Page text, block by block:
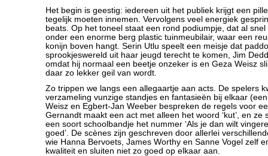
Het begin is geestig: iedereen uit het publiek krijgt een
tegelijk moeten innemen. Vervolgens veel energiek
beats. Op het toneel staat een rond podiumpje, dat al
onder een enorme berg plastic tuinmeubilair, waar een
konijn boven hangt. Serin Utlu speelt een meisje dat
sprookjeswereld uit haar jeugd terecht te komen, Jim
omdat hij normaal een beetje onzeker is en Geza Weisz
daar zo lekker geil van wordt.
Zo trippen we langs een allegaartje aan acts. De spelers
verzameling vunzige standjes en fantasieën bij elkaar
Weisz en Egbert-Jan Weeber bespreken de regels voor
Gernandt maakt een act met alleen het woord ‘kut’, en ze
een soort schoolbandje het nummer ‘Als je dan wilt
goed’. De scènes zijn geschreven door allerlei
wie Hanna Bervoets, James Worthy en Sanne Vogel zelf
kwaliteit en sluiten niet zo goed op elkaar aan.